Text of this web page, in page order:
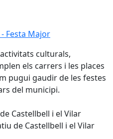
Festa Major
Festa Major
culturals,
els carrers i les places
pugui gaudir de les festes
del municipi.
Castellbell i el Vilar
de Castellbell i el Vilar